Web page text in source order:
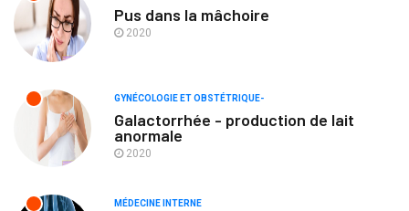
Pus dans la mâchoire
2020
GYNÉCOLOGIE ET OBSTÉTRIQUE-
Galactorrhée - production de lait
anormale
2020
MÉDECINE INTERNE